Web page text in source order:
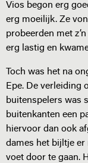
Vios begon erg
erg moeilijk. Ze
probeerden met
erg lastig en
Toch was het na
Epe. De verleiding
buitenspelers was
buitenkanten een
hiervoor dan ook
dames het bijltje er
voet door te gaan.